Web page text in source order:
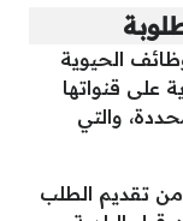
الحيوية
على قنواتها
والتي
من تقديم الطلب